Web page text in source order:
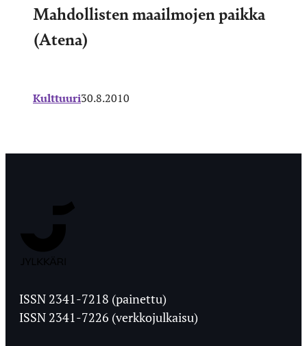
Mahdollisten maailmojen paikka
(Atena)
Kulttuuri30.8.2010
Ylioppilaslehti
ISSN 2341-7218 (painettu)
ISSN 2341-7226 (verkkojulkaisu)